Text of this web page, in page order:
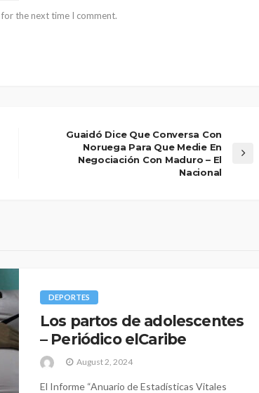
the next time I comment.
Guaidó Dice Que Conversa Con
Noruega Para Que Medie En
Negociación Con Maduro – El
Nacional
DEPORTES
Los partos de adolescentes
– Periódico elCaribe
August 2, 2024
El Informe “Anuario de Estadísticas Vitales